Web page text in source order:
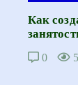
Как
0